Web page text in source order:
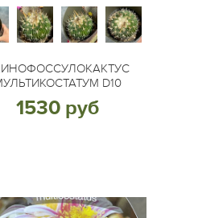
D10
1530 руб